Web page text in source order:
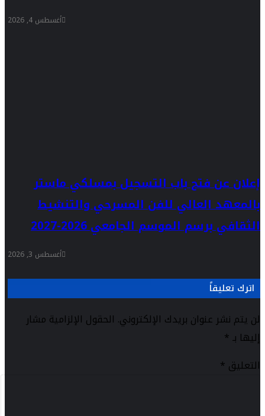
أغسطس 4, 2026
إعلان عن فتح باب التسجيل بمسلكي ماستر
بالمعهد العالي للفن المسرحي والتنشيط
الثقافي برسم الموسم الجامعي 2026-2027
أغسطس 3, 2026
اترك تعليقاً
لن يتم نشر عنوان بريدك الإلكتروني. الحقول الإلزامية مشار
إليها بـ*
التعليق *